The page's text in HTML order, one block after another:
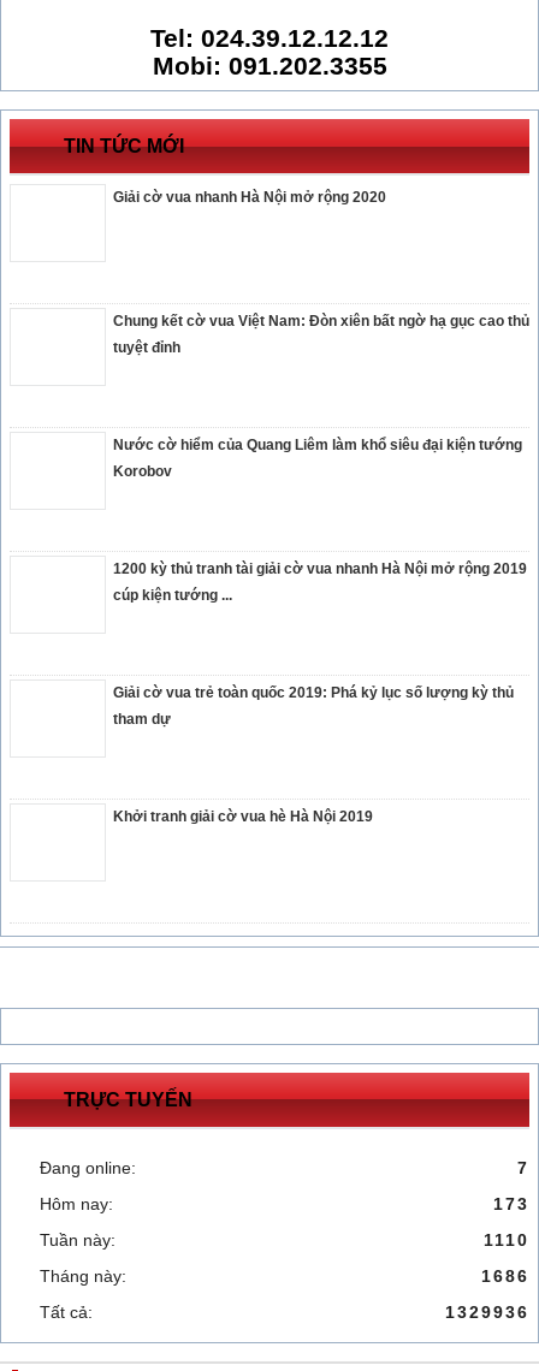
Tel: 024.39.12.12.12
Mobi: 091.202.3355
TIN TỨC MỚI
Giải cờ vua nhanh Hà Nội mở rộng 2020
Chung kết cờ vua Việt Nam: Đòn xiên bất ngờ hạ gục cao thủ
tuyệt đỉnh
Nước cờ hiểm của Quang Liêm làm khổ siêu đại kiện tướng
Korobov
1200 kỳ thủ tranh tài giải cờ vua nhanh Hà Nội mở rộng 2019
cúp kiện tướng ...
Giải cờ vua trẻ toàn quốc 2019: Phá kỷ lục số lượng kỳ thủ
tham dự
Khởi tranh giải cờ vua hè Hà Nội 2019
TRỰC TUYẾN
Đang online:
7
Hôm nay:
173
Tuần này:
1110
Tháng này:
1686
Tất cả:
1329936